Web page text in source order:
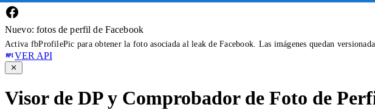
Nuevo: fotos de perfil de Facebook
Activa fbProfilePic para obtener la foto asociada al leak de Facebook. Las imágenes quedan
VER API
Visor de DP y Comprobador de Foto de